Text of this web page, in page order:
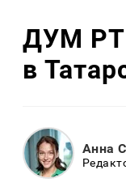
ДУМ
в
Анна